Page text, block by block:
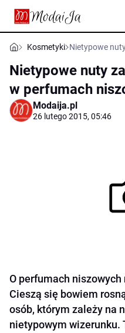
Kosmetyki Nietypowe
Nietypowe nuty
w perfumach
Modaija.pl
26 lutego 2015, 05:46
O perfumach
Cieszą się bowiem
osób, którym zależy na
nietypowym wizerunku.